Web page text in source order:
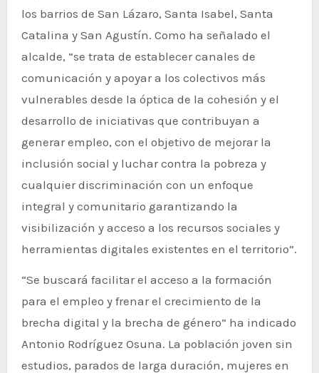
los barrios de San Lázaro, Santa Isabel, Santa
Catalina y San Agustín. Como ha señalado el
alcalde, “se trata de establecer canales de
comunicación y apoyar a los colectivos más
vulnerables desde la óptica de la cohesión y el
desarrollo de iniciativas que contribuyan a
generar empleo, con el objetivo de mejorar la
inclusión social y luchar contra la pobreza y
cualquier discriminación con un enfoque
integral y comunitario garantizando la
visibilización y acceso a los recursos sociales y
herramientas digitales existentes en el territorio”.
“Se buscará facilitar el acceso a la formación
para el empleo y frenar el crecimiento de la
brecha digital y la brecha de género” ha indicado
Antonio Rodríguez Osuna. La población joven sin
estudios, parados de larga duración, mujeres en